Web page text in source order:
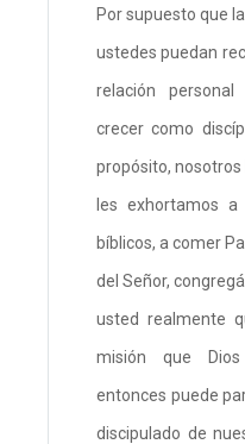
Por supuesto que
ustedes puedan
relación
crecer como
propósito, nosotros
les exhortamos a
bíblicos, a comer
del Señor,
usted realmente
misión que
entonces puede
discipulado de